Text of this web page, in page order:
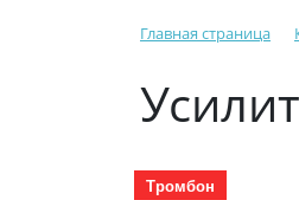
Главная страница
Тромбон